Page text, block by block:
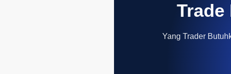
Yang Trader